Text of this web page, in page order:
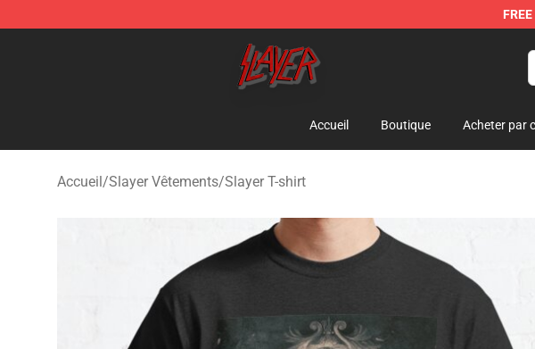
FREE
Slayer Store - Official Slayer Merchandise Shop
Accueil Boutique Acheter par
Accueil/Slayer Vêtements/Slayer T-shirt